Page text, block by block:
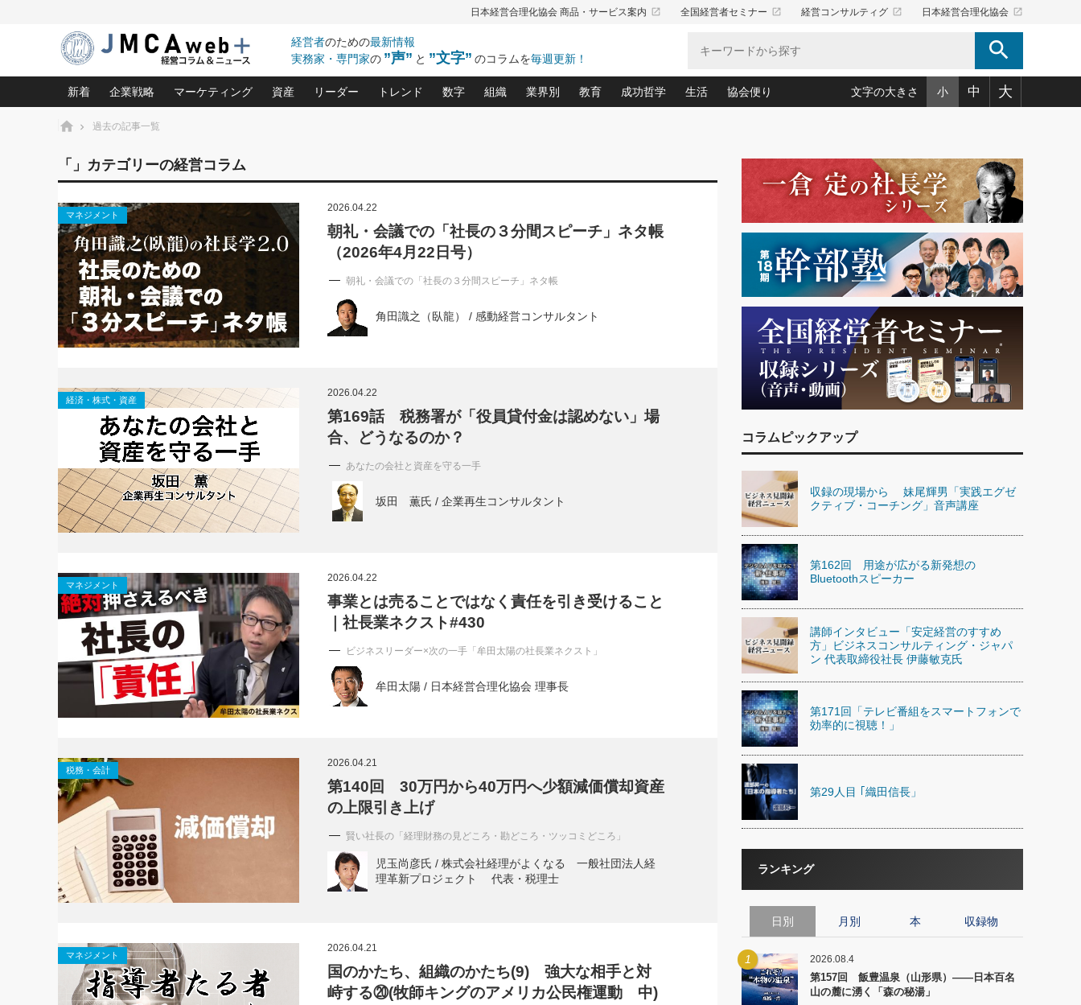
日本経営合理化協会 商品・サービス案内 launch 全国経営者セミナー launch 経営コンサルティグ launch 日本経営合理化協会 launch
経営者のための最新情報
実務家・専門家の ”声” と ”文字” のコラムを毎週更新！ search
新着
2026.08.7
相談15：銀行がやたらと固定金
利を勧めてきます！やはり固定
がよいのでしょうか！
第153回「内需企業があっとい
う間にグローバル成長企業に」
FOOD & LIFE COMPANIES
2026.08.5
スピーチ」ネタ帳（2026年8月5
2026.08.5
第86回 「言葉狩り」
もっとみる
企業戦略
中小企業の「１位づくり」戦略(96)
利益を最大化する「業務改善」横田尚哉氏(5)
強い会社を築く ビジネス・クリニック(240)
日本レーザー「人を大切にしながら利益を上げる経営」の極意
(3)
武器としてのM&A入門(3)
社長のための“儲かる通販”戦略視点(151)
継続経営 百話百行(85)
マーケティング
ネット戦略成功の秘訣 圧倒的に儲かる仕組みづくり講座(12)
ビジネスを一瞬で制する！一流グローバル経営者は知ってい
ロングセラーの玉手箱(9)
大復活＆快進撃！ユニバーサルスタジオジャパンの成功要因と
は(5)
最高の自分を表現する 成功イメージ戦略(77)
酒井光雄 成功事例に学ぶ繁栄企業のブランド戦略(39)
資産
どうなる金融業界(39)
中国経済の最新動向(204)
事業承継の前に、決めておきたい、知っておきたい、やってお
きたいコト(12)
会社と社長のための資産管理講座(95)
深読み企業分析(153)
リーダー
ビジネスリーダー×次の一手「牟田太陽の社長業ネクスト」
ピョートル・F・グジバチの『経営戦略の新常識』(12)
指導者たる者かくあるべし(635)
朝礼・会議での「社長の３分間スピーチ」ネタ帳(159)
楠木建の「経営知になる考え方」(57)
次もあなたにお願いしたいと思われる「一流の仕事術」(28)
酒井英之の社長のビジョン実現道場(10)
トレンド
北村森の「今月のヒット商品」(109)
次の売れ筋をつかむ術(102)
社長のメシの種 4.0(206)
数字
おカネが残る決算書にするために、やっておきたいこと(34)
強い決算書の会社はココが違う！(36)
損益分岐点を下げる、Ｐ／Ｌ不況時代の新戦略(12)
決算書の“見える化”術(12)
組織
中小企業の新たな法律リスク(178)
賃金決定の定石(68)
顧客・社員・社会から支持される「ウェルビーイング経営入
門」(23)
業界別
売れる住宅を創る 100の視点(100)
柿内幸夫─社長のための現場改善(174)
教育
あなただからお願いしたいと思われる 気配りの達人(127)
クレーム対応の新知識と新常識(57)
デキル社員に育てる！ 社員教育の決め手(203)
業績アップにつながる！ワンランク上の手紙・メール術(100)
成功哲学
中国哲学に学ぶ 不況は会社守成の好機(38)
令和時代の「社長の人間力の磨き方」(86)
先人の名句名言の教え 東洋思想に学ぶ経営学(132)
渡部昇一の「日本の指導者たち」(32)
経営に活かす“十八史略”(30)
生活
おのころ心平の ──社長のための「か・ら・だマネジメント」
デジタルＡＶを味方に！新・仕事術(180)
リーダー脳の鍛え方(32)
ワインを楽しむ基礎レッスン(12)
必読！社長が読むべき今月の4冊(88)
眼と耳で楽しむ読書術(162)
社長の「氣」(30)
米国スポーツ・ビジネスに学ぶ心理学(98)
高橋一喜の『これぞ！"本物の温泉"』(157)
協会便り
「愛読者通信」著者インタビュー(44)
ビジネス見聞録 経営ニュース(100)
作間信司の経営無形庵(けいえいむぎょうあん)(166)
繁栄への着眼点 牟田太陽(76)
講話を聞いて学ぼう 実学・耳学・磨く「ミミガク」のすすめ
(7)
文字の大きさ 小 中 大
ホーム 過去の記事一覧
「」カテゴリーの経営コラム
マネジメント
2026.04.22
朝礼・会議での「社長の３分間スピーチ」ネタ帳
（2026年4月22日号）
朝礼・会議での「社長の３分間スピーチ」ネタ帳
角田識之（臥龍） / 感動経営コンサルタント
経済・株式・資産
2026.04.22
第169話 税務署が「役員貸付金は認めない」場
合、どうなるのか？
あなたの会社と資産を守る一手
坂田 薫氏 / 企業再生コンサルタント
マネジメント
2026.04.22
事業とは売ることではなく責任を引き受けること
｜社長業ネクスト#430
ビジネスリーダー×次の一手「牟田太陽の社長業ネクスト」
牟田太陽 / 日本経営合理化協会 理事長
税務・会計
2026.04.21
第140回 30万円から40万円へ少額減価償却資産
の上限引き上げ
賢い社長の「経理財務の見どころ・勘どころ・ツッコミどころ」
児玉尚彦氏 / 株式会社経理がよくなる 一般社団法人経
理革新プロジェクト 代表・税理士
マネジメント
2026.04.21
国のかたち、組織のかたち(9) 強大な相手と対
峙する⑳(牧師キングのアメリカ公民権運動 中)
コラムピックアップ
収録の現場から 妹尾輝男「実践エグゼ
クティブ・コーチング」音声講座
第162回 用途が広がる新発想の
Bluetoothスピーカー
講師インタビュー「安定経営のすすめ
方」ビジネスコンサルティング・ジャパ
ン 代表取締役社長 伊藤敏克氏
第171回「テレビ番組をスマートフォンで
効率的に視聴！」
第29人目 ｢織田信長」
ランキング
日別 月別 本 収録物
1 2026.08.4
第157回 飯豊温泉（山形県）――日本百名
山の麓に湧く「森の秘湯」